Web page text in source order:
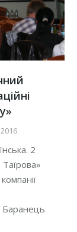
2
Баранець